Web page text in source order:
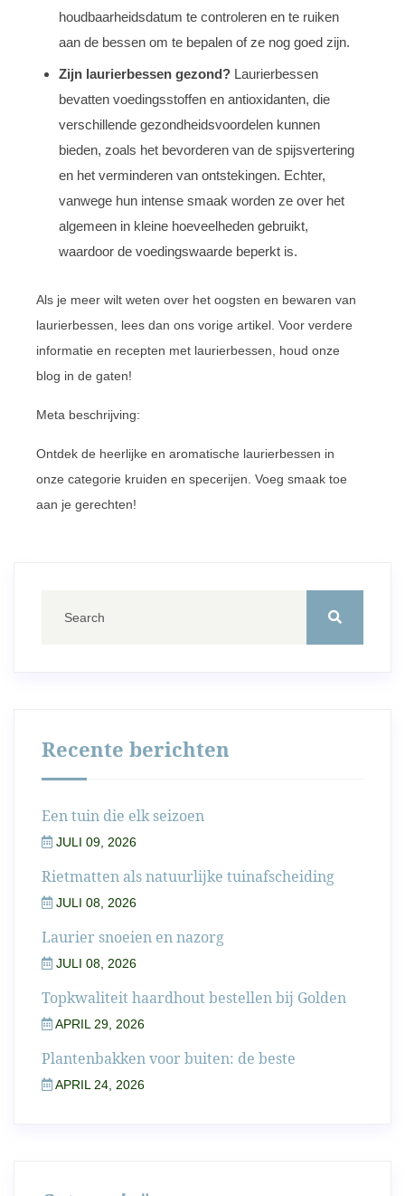
houdbaarheidsdatum te controleren en te ruiken
aan de bessen om te bepalen of ze nog goed zijn.
Zijn laurierbessen gezond? Laurierbessen
bevatten voedingsstoffen en antioxidanten, die
verschillende gezondheidsvoordelen kunnen
bieden, zoals het bevorderen van de spijsvertering
en het verminderen van ontstekingen. Echter,
vanwege hun intense smaak worden ze over het
algemeen in kleine hoeveelheden gebruikt,
waardoor de voedingswaarde beperkt is.
Als je meer wilt weten over het oogsten en bewaren van
laurierbessen, lees dan ons vorige artikel. Voor verdere
informatie en recepten met laurierbessen, houd onze
blog in de gaten!
Meta beschrijving:
Ontdek de heerlijke en aromatische laurierbessen in
onze categorie kruiden en specerijen. Voeg smaak toe
aan je gerechten!
Recente berichten
Een tuin die elk seizoen
JULI 09, 2026
Rietmatten als natuurlijke tuinafscheiding
JULI 08, 2026
Laurier snoeien en nazorg
JULI 08, 2026
Topkwaliteit haardhout bestellen bij Golden
APRIL 29, 2026
Plantenbakken voor buiten: de beste
APRIL 24, 2026